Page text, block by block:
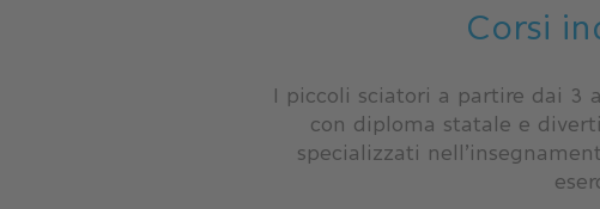
INVERNO
Corsi
I piccoli sciatori a partire dai 3
con diploma statale e
specializzati